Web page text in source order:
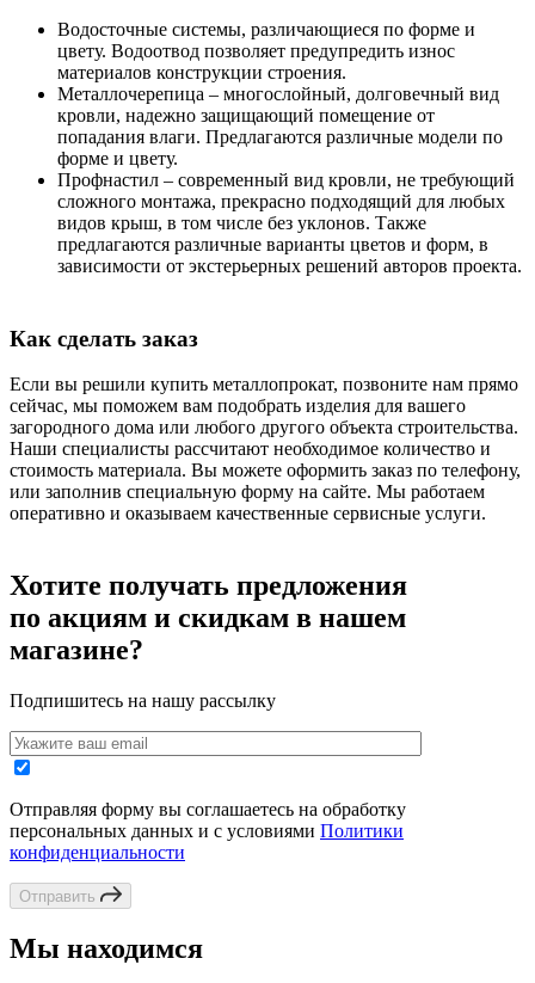
Водосточные системы, различающиеся по форме и
цвету. Водоотвод позволяет предупредить износ
материалов конструкции строения.
Металлочерепица – многослойный, долговечный вид
кровли, надежно защищающий помещение от
попадания влаги. Предлагаются различные модели по
форме и цвету.
Профнастил – современный вид кровли, не требующий
сложного монтажа, прекрасно подходящий для любых
видов крыш, в том числе без уклонов. Также
предлагаются различные варианты цветов и форм, в
зависимости от экстерьерных решений авторов проекта.
Как сделать заказ
Если вы решили купить металлопрокат, позвоните нам прямо
сейчас, мы поможем вам подобрать изделия для вашего
загородного дома или любого другого объекта строительства.
Наши специалисты рассчитают необходимое количество и
стоимость материала. Вы можете оформить заказ по телефону,
или заполнив специальную форму на сайте. Мы работаем
оперативно и оказываем качественные сервисные услуги.
Хотите получать предложения
по акциям и скидкам в нашем
магазине?
Подпишитесь на нашу рассылку
Отправляя форму вы соглашаетесь на обработку
персональных данных и с условиями Политики
конфиденциальности
Отправить
Мы находимся